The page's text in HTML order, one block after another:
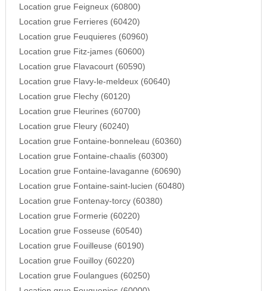
Location grue Feigneux (60800)
Location grue Ferrieres (60420)
Location grue Feuquieres (60960)
Location grue Fitz-james (60600)
Location grue Flavacourt (60590)
Location grue Flavy-le-meldeux (60640)
Location grue Flechy (60120)
Location grue Fleurines (60700)
Location grue Fleury (60240)
Location grue Fontaine-bonneleau (60360)
Location grue Fontaine-chaalis (60300)
Location grue Fontaine-lavaganne (60690)
Location grue Fontaine-saint-lucien (60480)
Location grue Fontenay-torcy (60380)
Location grue Formerie (60220)
Location grue Fosseuse (60540)
Location grue Fouilleuse (60190)
Location grue Fouilloy (60220)
Location grue Foulangues (60250)